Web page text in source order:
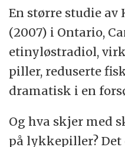
En større studie av
(2007) i Ontario,
etinyløstradiol,
piller, reduserte
dramatisk i en
Og hva skjer med
på lykkepiller?